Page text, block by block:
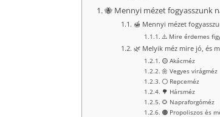
🐝 Mennyi mézet fogyasszunk
🍯 Mennyi mézet
⚠️ Mire érdemes
🌿 Melyik méz mire jó, és
🟡 Akácméz
🌼 Vegyes virágméz
⚪ Repceméz
🌳 Hársméz
🌻 Napraforgóméz
🟤 Propoliszos és